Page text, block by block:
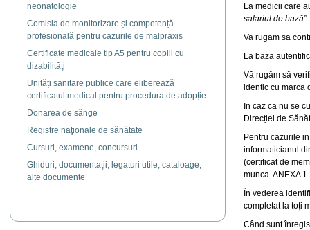
neonatologie
Comisia de monitorizare și competență
profesională pentru cazurile de malpraxis
Certificate medicale tip A5 pentru copiii cu
dizabilităţi
Unități sanitare publice care eliberează
certificatul medical pentru procedura de adopție
Donarea de sânge
Registre naţionale de sănătate
Cursuri, examene, concursuri
Ghiduri, documentaţii, legaturi utile, cataloage,
alte documente
La medicii care
salariul de bază”.
Va rugam sa
La baza
Vă rugăm să
identic cu marca
In caz ca nu se
Direcției de
Pentru cazurile
informaticianul
(certificat de
munca. ANEXA
În vederea
completat la toți
Când sunt